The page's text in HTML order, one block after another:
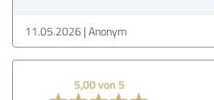
11.05.2026 Anonym
5,00 von 5